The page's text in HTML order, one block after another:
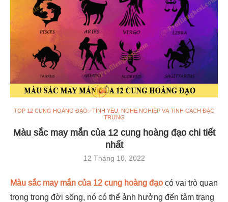
TOP 12 CUNG HOÀNG ĐẠO✅TÌNH YÊU, NGHỀ NGHIỆP VÀ TÍNH CÁCH ĐẶC
TRƯNG
Màu sắc may mắn của 12 cung hoàng đạo chi tiết
nhất
12 Tháng 10, 2022
Màu sắc may mắn của 12 cung hoàng đạo có vai trò quan
trọng trong đời sống, nó có thể ảnh hưởng đến tâm trạng